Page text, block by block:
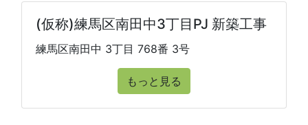
(仮称)練馬区南田中3丁目PJ 新築工事
練馬区南田中 3丁目 768番 3号
もっと見る